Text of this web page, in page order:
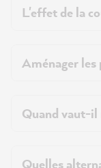
L'effet de la
Aménager les
Quand vaut-il
Quelles